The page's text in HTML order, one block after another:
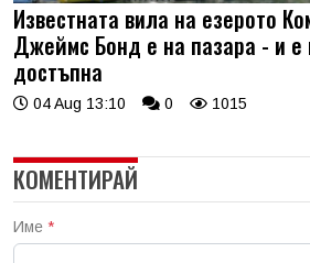
Известната вила на езерото
Джеймс Бонд е на пазара - и
достъпна
04 Aug 13:10 0 1015
КОМЕНТИРАЙ
Име *